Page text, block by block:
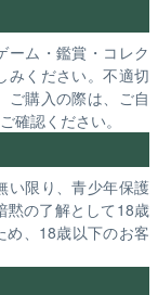
ーム・鑑賞・コレク
みください。不適切
ご購入の際は、ご自
確認ください。
い限り、青少年保護
黙の了解として18歳
め、18歳以下のお客